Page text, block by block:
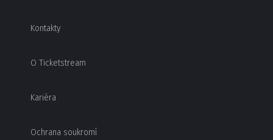
Kontakty
O Ticketstream
Kariéra
Ochrana soukromí